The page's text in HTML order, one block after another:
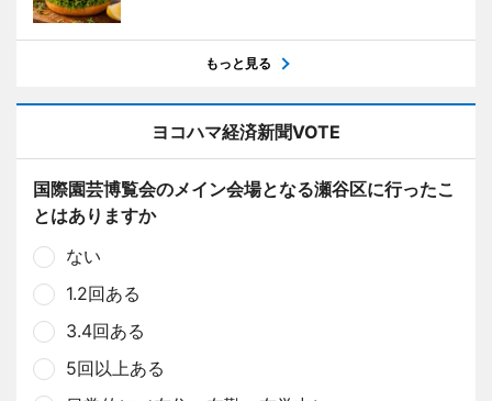
もっと見る
ヨコハマ経済新聞VOTE
国際園芸博覧会のメイン会場となる瀬谷区に行ったこ
とはありますか
ない
1.2回ある
3.4回ある
5回以上ある